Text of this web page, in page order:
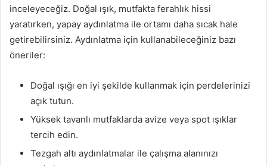
inceleyeceğiz. Doğal ışık, mutfakta ferahlık hissi
yaratırken, yapay aydınlatma ile ortamı daha sıcak hale
getirebilirsiniz. Aydınlatma için kullanabileceğiniz bazı
öneriler:
Doğal ışığı en iyi şekilde kullanmak için perdelerinizi
açık tutun.
Yüksek tavanlı mutfaklarda avize veya spot ışıklar
tercih edin.
Tezgah altı aydınlatmalar ile çalışma alanınızı